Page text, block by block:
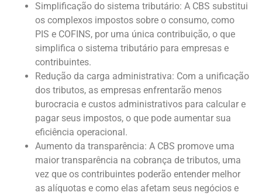
Simplificação do sistema tributário: A CBS substitui
os complexos impostos sobre o consumo, como
PIS e COFINS, por uma única contribuição, o que
simplifica o sistema tributário para empresas e
contribuintes.
Redução da carga administrativa: Com a unificação
dos tributos, as empresas enfrentarão menos
burocracia e custos administrativos para calcular e
pagar seus impostos, o que pode aumentar sua
eficiência operacional.
Aumento da transparência: A CBS promove uma
maior transparência na cobrança de tributos, uma
vez que os contribuintes poderão entender melhor
as alíquotas e como elas afetam seus negócios e